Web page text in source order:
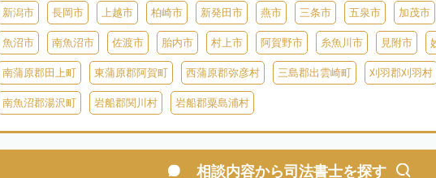
新潟市 長岡市 上越市 柏崎市 新発田市 燕市 三条市 五泉市 加茂市
魚沼市 南魚沼市 佐渡市 胎内市 村上市 阿賀野市 糸魚川市 見附市
南蒲原郡田上町 東蒲原郡阿賀町 西蒲原郡弥彦村 三島郡出雲崎町 刈羽郡刈羽村
南魚沼郡湯沢町 岩船郡関川村 岩船郡粟島浦村
相談内容から司法書士を探す